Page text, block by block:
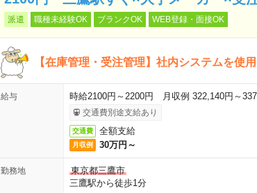
派遣 職種未経験OK ブランクOK WEB登録・面接OK
【在庫管理・受注管理】社内システムを使
給与 時給2100円～2200円 月収例 322,140円～
交通費別途支給あり
交通費 全額支給
月収例 30万円～
勤務地
東京都三鷹市
三鷹駅から徒歩1分